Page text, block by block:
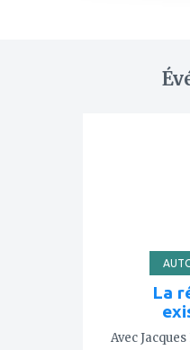
La
Avec